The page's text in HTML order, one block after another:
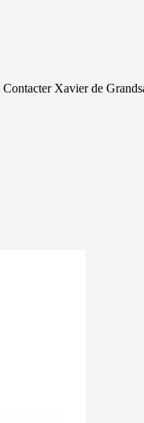
Contacter Xavier de